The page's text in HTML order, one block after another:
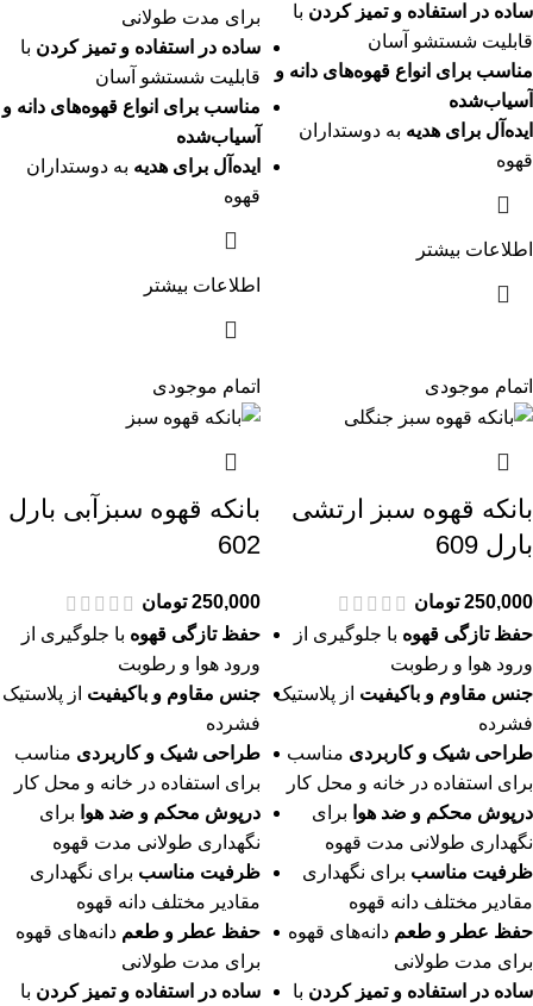
ساده در استفاده و تمیز کردن با
قابلیت شستشو آسان
مناسب برای انواع قهوه‌های دانه و
آسیاب‌شده
ایده‌آل برای هدیه به دوستداران
قهوه
اطلاعات بیشتر
برای مدت طولانی
ساده در استفاده و تمیز کردن با
قابلیت شستشو آسان
مناسب برای انواع قهوه‌های دانه و
آسیاب‌شده
ایده‌آل برای هدیه به دوستداران
قهوه
اطلاعات بیشتر
اتمام موجودی
بانکه قهوه سبز ارتشی
بارل 609
250,000 تومان
حفظ تازگی قهوه با جلوگیری از
ورود هوا و رطوبت
جنس مقاوم و باکیفیت از پلاستیک
فشرده
طراحی شیک و کاربردی مناسب
برای استفاده در خانه و محل کار
درپوش محکم و ضد هوا برای
نگهداری طولانی مدت قهوه
ظرفیت مناسب برای نگهداری
مقادیر مختلف دانه قهوه
حفظ عطر و طعم دانه‌های قهوه
برای مدت طولانی
ساده در استفاده و تمیز کردن با
اتمام موجودی
بانکه قهوه سبزآبی بارل
602
250,000 تومان
حفظ تازگی قهوه با جلوگیری از
ورود هوا و رطوبت
جنس مقاوم و باکیفیت از پلاستیک
فشرده
طراحی شیک و کاربردی مناسب
برای استفاده در خانه و محل کار
درپوش محکم و ضد هوا برای
نگهداری طولانی مدت قهوه
ظرفیت مناسب برای نگهداری
مقادیر مختلف دانه قهوه
حفظ عطر و طعم دانه‌های قهوه
برای مدت طولانی
ساده در استفاده و تمیز کردن با